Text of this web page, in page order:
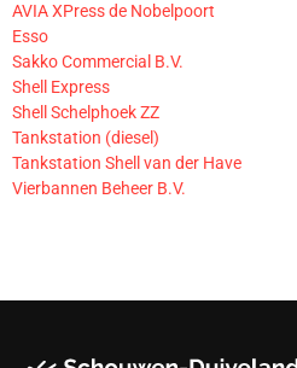
AVIA XPress de Nobelpoort
Esso
Sakko Commercial B.V.
Shell Express
Shell Schelphoek ZZ
Tankstation (diesel)
Tankstation Shell van der Have
Vierbannen Beheer B.V.